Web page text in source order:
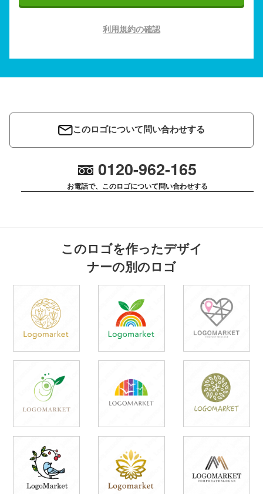
利用規約の確認
このロゴについて問い合わせする
0120-962-165
お電話で、このロゴについて問い合わせする
このロゴを作ったデザイ
ナーの別のロゴ